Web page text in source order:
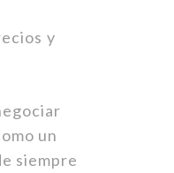
y
un
siempre